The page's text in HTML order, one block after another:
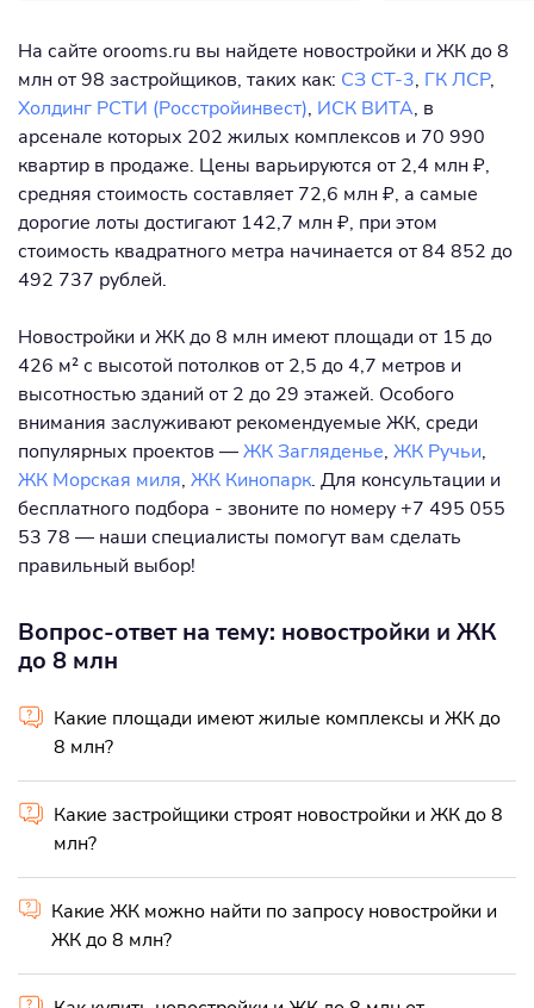
На сайте orooms.ru вы найдете новостройки и ЖК до 8
млн от 98 застройщиков, таких как: СЗ СТ-3, ГК ЛСР,
Холдинг РСТИ (Росстройинвест), ИСК ВИТА, в
арсенале которых 202 жилых комплексов и 70 990
квартир в продаже. Цены варьируются от 2,4 млн ₽,
средняя стоимость составляет 72,6 млн ₽, а самые
дорогие лоты достигают 142,7 млн ₽, при этом
стоимость квадратного метра начинается от 84 852 до
492 737 рублей.
Новостройки и ЖК до 8 млн имеют площади от 15 до
426 м² с высотой потолков от 2,5 до 4,7 метров и
высотностью зданий от 2 до 29 этажей. Особого
внимания заслуживают рекомендуемые ЖК, среди
популярных проектов —ЖК Загляденье, ЖК Ручьи,
ЖК Морская миля, ЖК Кинопарк. Для консультации и
бесплатного подбора - звоните по номеру +7 495 055
53 78 — наши специалисты помогут вам сделать
правильный выбор!
Вопрос-ответ на тему: новостройки и ЖК
до 8 млн
Какие площади имеют жилые комплексы и ЖК до
8 млн?
Какие застройщики строят новостройки и ЖК до 8
млн?
Какие ЖК можно найти по запросу новостройки и
ЖК до 8 млн?